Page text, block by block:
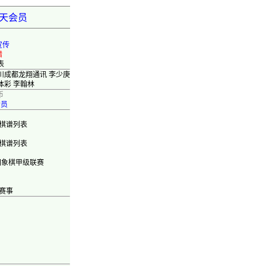
会员
传
成都龙翔通讯 李少庚
彩 李翰林
谱列表
谱列表
棋甲级联赛
事